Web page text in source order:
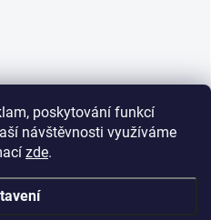
poskytování funkcí
návštěvnosti využíváme
zde.